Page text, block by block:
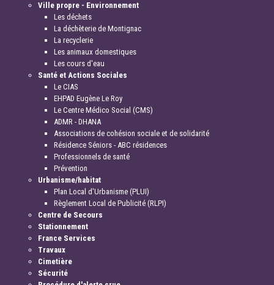
Ville propre - Environnement
Les déchets
La déchèterie de Montignac
La recyclerie
Les animaux domestiques
Les cours d'eau
Santé et Actions Sociales
Le CIAS
EHPAD Eugène Le Roy
Le Centre Médico Social (CMS)
ADMR - DHANA
Associations de cohésion sociale et de solidarité
Résidence Séniors - ABC résidences
Professionnels de santé
Prévention
Urbanisme/habitat
Plan Local d'Urbanisme (PLUI)
Règlement Local de Publicité (RLPI)
Centre de Secours
Stationnement
France Services
Travaux
Cimetière
Sécurité